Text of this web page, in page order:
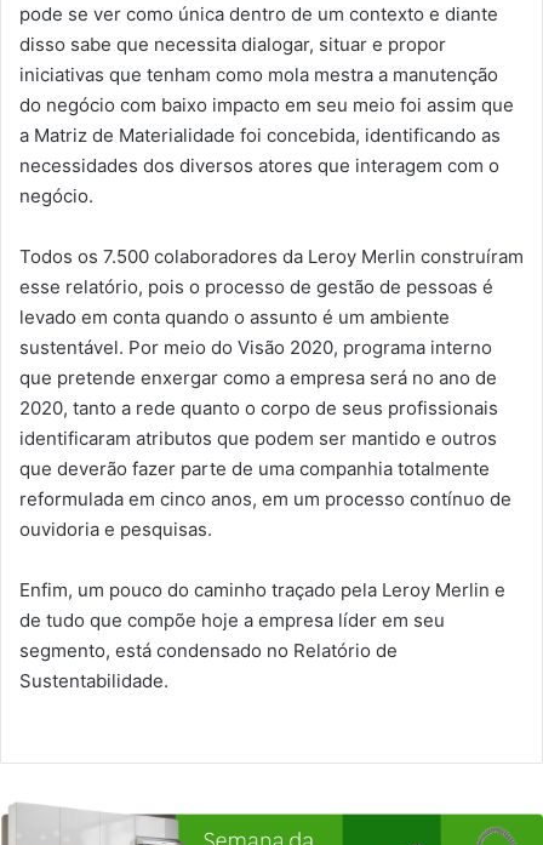
pode se ver como única dentro de um contexto e diante
disso sabe que necessita dialogar, situar e propor
iniciativas que tenham como mola mestra a manutenção
do negócio com baixo impacto em seu meio foi assim que
a Matriz de Materialidade foi concebida, identificando as
necessidades dos diversos atores que interagem com o
negócio.
Todos os 7.500 colaboradores da Leroy Merlin construíram
esse relatório, pois o processo de gestão de pessoas é
levado em conta quando o assunto é um ambiente
sustentável. Por meio do Visão 2020, programa interno
que pretende enxergar como a empresa será no ano de
2020, tanto a rede quanto o corpo de seus profissionais
identificaram atributos que podem ser mantido e outros
que deverão fazer parte de uma companhia totalmente
reformulada em cinco anos, em um processo contínuo de
ouvidoria e pesquisas.
Enfim, um pouco do caminho traçado pela Leroy Merlin e
de tudo que compõe hoje a empresa líder em seu
segmento, está condensado no Relatório de
Sustentabilidade.